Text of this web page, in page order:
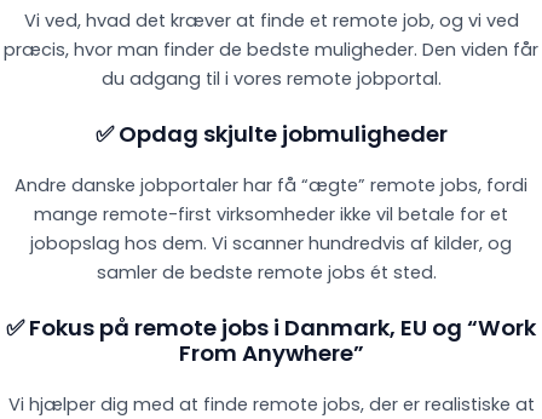
Vi ved, hvad det kræver at finde et remote job, og vi ved
præcis, hvor man finder de bedste muligheder. Den viden får
du adgang til i vores remote jobportal.
✅ Opdag skjulte jobmuligheder
Andre danske jobportaler har få “ægte” remote jobs, fordi
mange remote-first virksomheder ikke vil betale for et
jobopslag hos dem. Vi scanner hundredvis af kilder, og
samler de bedste remote jobs ét sted.
✅ Fokus på remote jobs i Danmark, EU og “Work
From Anywhere”
Vi hjælper dig med at finde remote jobs, der er realistiske at